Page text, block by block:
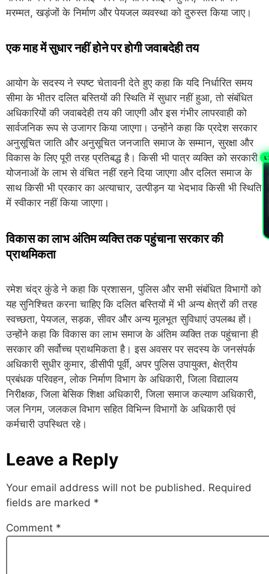
मरम्मत, खड़ंजों के निर्माण और पेयजल व्यवस्था को दुरुस्त किया जाए।
एक माह में सुधार नहीं होने पर होगी जवाबदेही तय
आयोग के सदस्य ने स्पष्ट चेतावनी देते हुए कहा कि यदि निर्धारित समय
सीमा के भीतर दलित बस्तियों की स्थिति में सुधार नहीं हुआ, तो संबंधित
अधिकारियों की जवाबदेही तय की जाएगी और इस गंभीर लापरवाही को
सार्वजनिक रूप से उजागर किया जाएगा। उन्होंने कहा कि प्रदेश सरकार
अनुसूचित जाति और अनुसूचित जनजाति समाज के सम्मान, सुरक्षा और
विकास के लिए पूरी तरह प्रतिबद्ध है। किसी भी पात्र व्यक्ति को सरकारी
योजनाओं के लाभ से वंचित नहीं रहने दिया जाएगा और दलित समाज के
साथ किसी भी प्रकार का अत्याचार, उत्पीड़न या भेदभाव किसी भी स्थिति
में स्वीकार नहीं किया जाएगा।
विकास का लाभ अंतिम व्यक्ति तक पहुंचाना सरकार की
प्राथमिकता
रमेश चंद्र कुंडे ने कहा कि प्रशासन, पुलिस और सभी संबंधित विभागों को
यह सुनिश्चित करना चाहिए कि दलित बस्तियों में भी अन्य क्षेत्रों की तरह
स्वच्छता, पेयजल, सड़क, सीवर और अन्य मूलभूत सुविधाएं उपलब्ध हों।
उन्होंने कहा कि विकास का लाभ समाज के अंतिम व्यक्ति तक पहुंचाना ही
सरकार की सर्वोच्च प्राथमिकता है। इस अवसर पर सदस्य के जनसंपर्क
अधिकारी सुधीर कुमार, डीसीपी पूर्वी, अपर पुलिस उपायुक्त, क्षेत्रीय
प्रबंधक परिवहन, लोक निर्माण विभाग के अधिकारी, जिला विद्यालय
निरीक्षक, जिला बेसिक शिक्षा अधिकारी, जिला समाज कल्याण अधिकारी,
जल निगम, जलकल विभाग सहित विभिन्न विभागों के अधिकारी एवं
कर्मचारी उपस्थित रहे।
Leave a Reply
Your email address will not be published. Required
fields are marked *
Comment *